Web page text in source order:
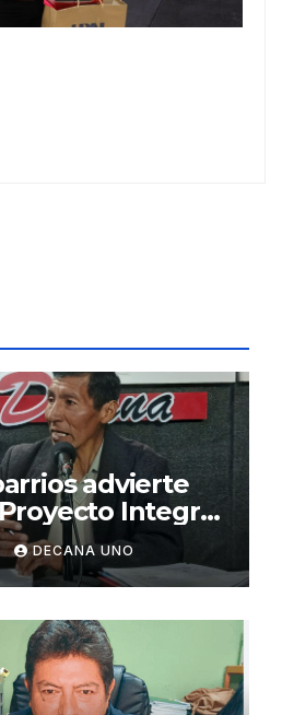
advierte
Integral
para
DECANA UNO